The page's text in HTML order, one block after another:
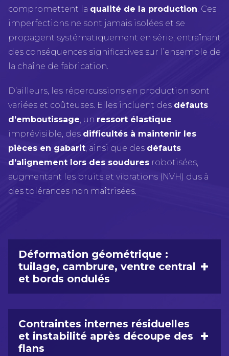
compromettent la qualité de la production . Ces
imperfections ne sont jamais isolées et se
propagent systématiquement en série, entraînant
des conséquences significatives sur l’ensemble de
la chaîne de fabrication.
D’ailleurs, les répercussions en production sont
variées et coûteuses. Elles incluent des défauts
d’emboutissage , un ressort élastique
imprévisible, des difficultés à maintenir les
pièces en gabarit , ainsi que des défauts
d’alignement lors des soudures robotisées,
augmentant les bruits et vibrations (NVH) dus à
des tolérances non maîtrisées.
Déformation géométrique :
tuilage, cambrure, ventre central
et bords ondulés
+
Contraintes internes résiduelles
et instabilité après découpe des
flans
+